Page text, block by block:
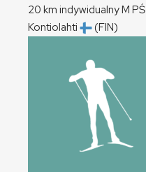
20 km indywidualnyM PŚ
Kontiolahti
(FIN)